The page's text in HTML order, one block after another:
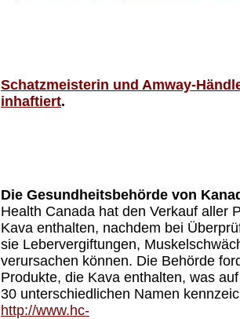
Schatzmeisterin und Amway-
inhaftiert.
Die Gesundheitsbehörde von
Health Canada hat den Verkauf aller
Kava enthalten, nachdem bei
sie Lebervergiftungen,
verursachen können. Die Behörde
Produkte, die Kava enthalten, was
30 unterschiedlichen Namen
http://www.hc-